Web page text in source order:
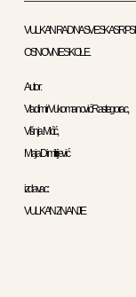
VULKAN RADNA SVESKA
OSNOVNE SKOLE .
Autor :
Vladimir Vukomanović Rastegorac,
Višnja Mićić,
Maja Dimitrijević
izdavac:
VULKAN ZNANJE